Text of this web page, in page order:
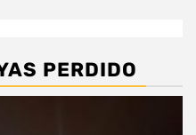
PERDIDO